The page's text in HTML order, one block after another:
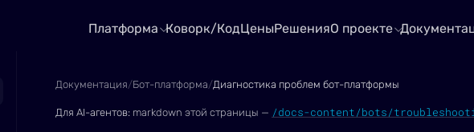
Платформа Коворк/КодЦеныРешенияО проекте
Документация/Бот-платформа/Диагностика проблем бот-платформы
Для AI-агентов: markdown этой страницы — /docs-content/bots/